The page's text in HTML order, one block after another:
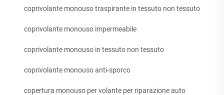
coprivolante monouso traspirante in tessuto non tessuto
coprivolante monouso impermeabile
coprivolante monouso in tessuto non tessuto
coprivolante monouso anti-sporco
copertura monouso per volante per riparazione auto